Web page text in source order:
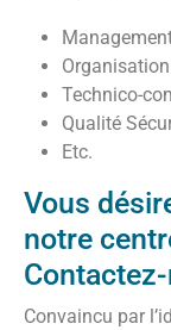
Technico-
Qualité
Etc.
Vous
notre
Convaincu par